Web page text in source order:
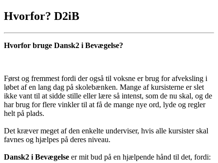
Hvorfor? D2iB
Hvorfor bruge Dansk2 i Bevægelse?
Først og fremmest fordi der også til voksne er brug for afveksling i
løbet af en lang dag på skolebænken. Mange af kursisterne er slet
ikke vant til at sidde stille eller lære så intenst, som de nu skal, og de
har brug for flere vinkler til at få de mange nye ord, lyde og regler
helt på plads.
Det kræver meget af den enkelte underviser, hvis alle kursister skal
favnes og hjælpes på deres niveau.
Dansk2 i Bevægelse er mit bud på en hjælpende hånd til det, fordi: